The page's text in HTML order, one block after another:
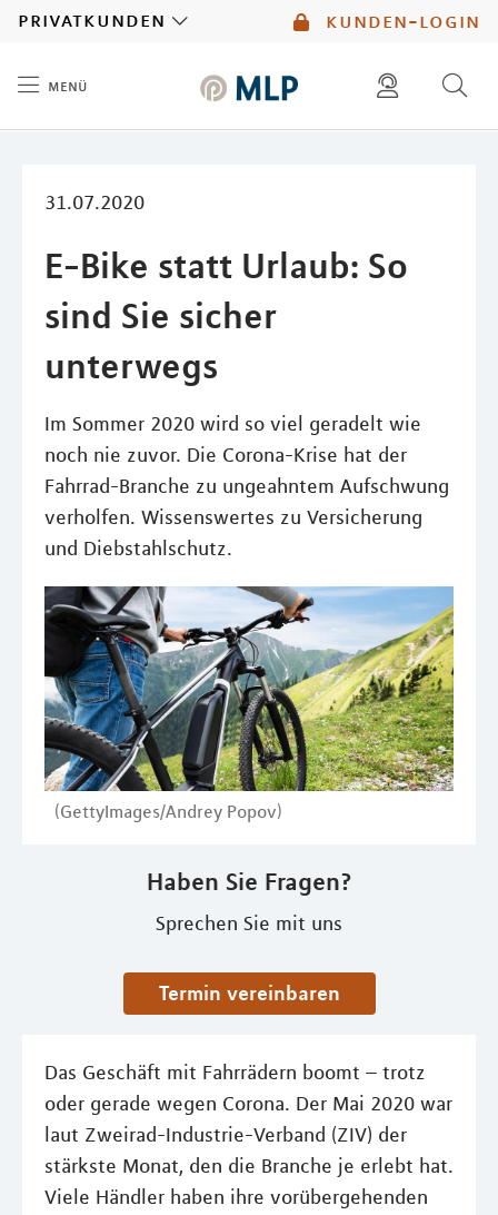
kunden-login
privatkunden
menü
31.07.2020
E-Bike statt Urlaub: So
sind Sie sicher
unterwegs
Im Sommer 2020 wird so viel geradelt wie
noch nie zuvor. Die Corona-Krise hat der
Fahrrad-Branche zu ungeahntem Aufschwung
verholfen. Wissenswertes zu Versicherung
und Diebstahlschutz.
(GettyImages/Andrey Popov)
Haben Sie Fragen?
Sprechen Sie mit uns
Termin vereinbaren
Das Geschäft mit Fahrrädern boomt – trotz
oder gerade wegen Corona. Der Mai 2020 war
laut Zweirad-Industrie-Verband (ZIV) der
stärkste Monat, den die Branche je erlebt hat.
Viele Händler haben ihre vorübergehenden